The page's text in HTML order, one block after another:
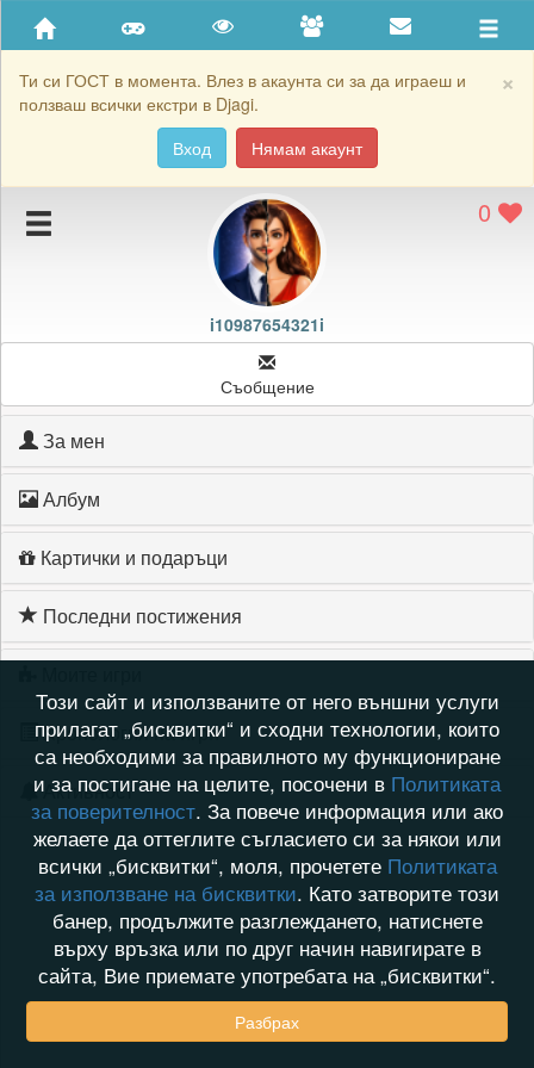
×
Ти си ГОСТ в момента. Влез в акаунта си за да играеш и
ползваш всички екстри в Djagi.
Вход
Нямам акаунт
Приятели
Хронология на игри
Подаръците на i10987654321i
Картичките на i10987654321i
Блокирай i10987654321i
0
i10987654321i
Съобщение
За мен
Албум
Картички и подаръци
Последни постижения
Хронология на игри
Активност
Този сайт и използваните от него външни услуги
прилагат „бисквитки“ и сходни технологии, които
са необходими за правилното му функциониране
и за постигане на целите, посочени в Политиката
за поверителност. За повече информация или ако
желаете да оттеглите съгласието си за някои или
всички „бисквитки“, моля, прочетете Политиката
за използване на бисквитки. Като затворите този
банер, продължите разглеждането, натиснете
върху връзка или по друг начин навигирате в
сайта, Вие приемате употребата на „бисквитки“.
Разбрах